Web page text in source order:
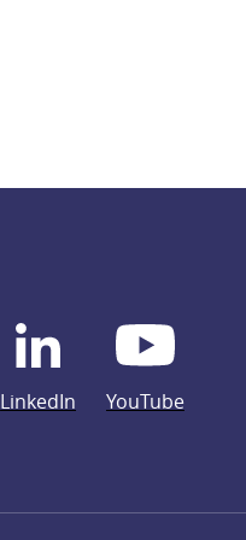
LinkedIn
YouTube